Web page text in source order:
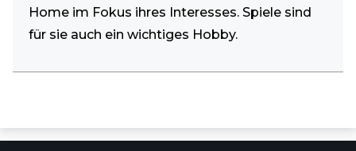
Home im Fokus ihres Interesses. Spiele sind
für sie auch ein wichtiges Hobby.